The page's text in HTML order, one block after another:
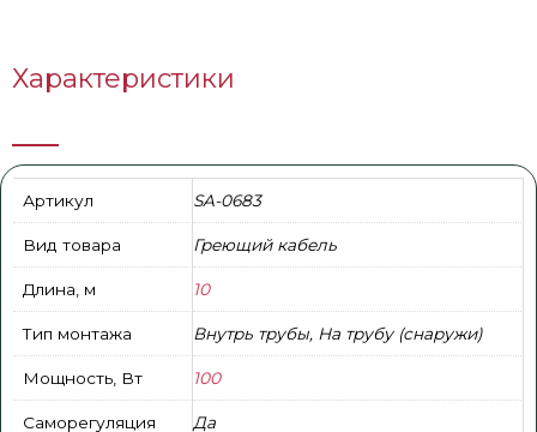
Характеристики
Артикул SA-0683
Вид товара Греющий кабель
Длина, м 10
Тип монтажа Внутрь трубы, На трубу (снаружи)
Мощность, Вт 100
Саморегуляция Да